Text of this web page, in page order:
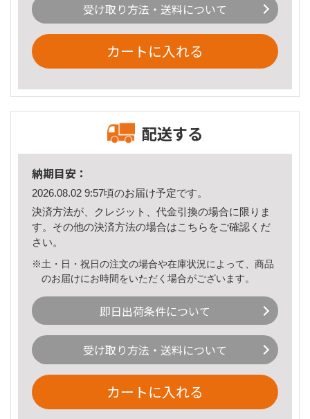
受け取り方法・送料について
カートに入れる
配送する
納期目安：
2026.08.02 9:57頃のお届け予定です。
決済方法が、クレジット、代金引換の場合に限りま
す。その他の決済方法の場合はこちら をご確認くだ
さい。
※土・日・祝日の注文の場合や在庫状況によって、商品
のお届けにお時間をいただく場合がございます。
即日出荷条件について
受け取り方法・送料について
カートに入れる